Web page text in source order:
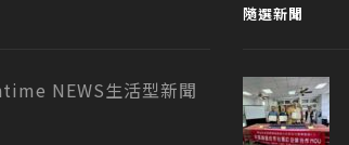
NEWS生活型新聞
隨選新聞